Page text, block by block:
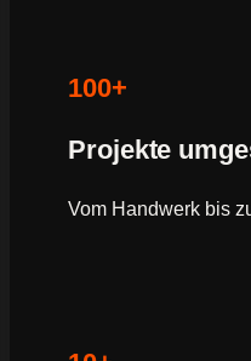
100+
Projekte
Vom Handwerk bis